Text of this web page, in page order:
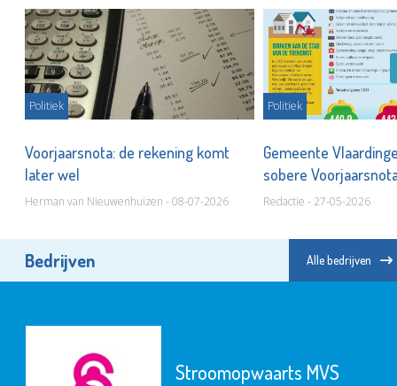
Politiek
Voorjaarsnota: de rekening komt
later wel
Herman van Nieuwenhuizen - 08-07-2026
Politiek
Gemeente
sobere
Redactie - 27-05-2026
Bedrijven Alle bedrijven
Stroomopwaarts MVS